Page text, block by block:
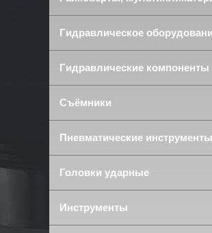
Гидравлическое
Гидравлические компоненты
Съёмники
Пневматические инструменты
Головки ударные
Инструменты